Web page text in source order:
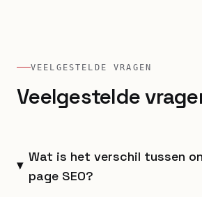
VEELGESTELDE VRAGEN
Veelgestelde
Wat is het verschil tussen
page SEO?